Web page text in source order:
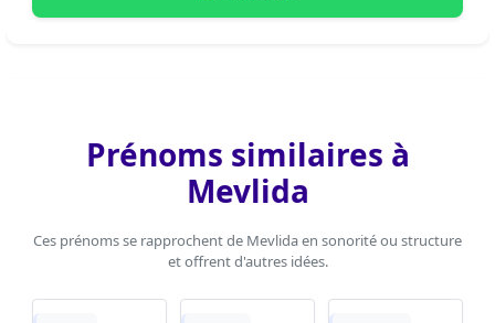
Prénoms similaires à
Mevlida
Ces prénoms se rapprochent de Mevlida en sonorité ou structure
et offrent d'autres idées.